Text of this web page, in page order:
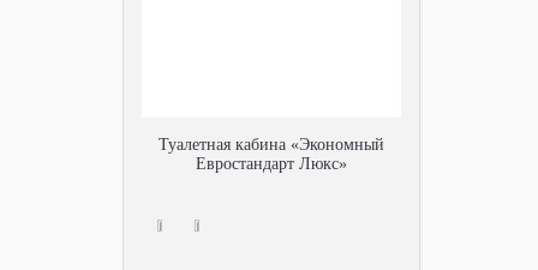
Туалетная кабина «Экономный
Евростандарт Люкс»